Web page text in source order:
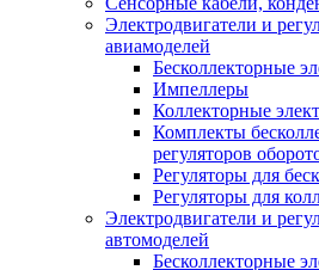
Электродвигатели и
авиамоделей
Бесколлекторные
Импеллеры
Коллекторные
Комплекты
регуляторов
Регуляторы для
Регуляторы для
Электродвигатели и
автомоделей
Бесколлекторные